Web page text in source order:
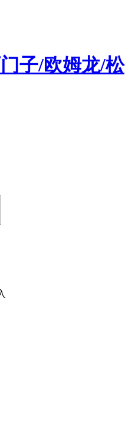
子/欧姆龙/松